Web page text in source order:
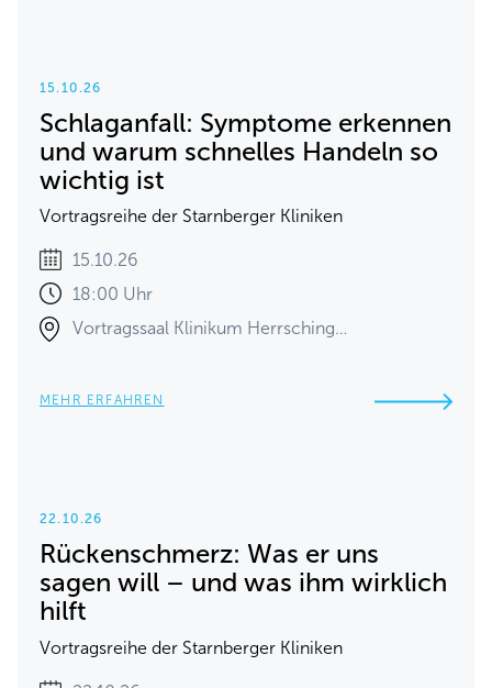
15.10.26
Schlaganfall: Symptome erkennen
und warum schnelles Handeln so
wichtig ist
Vortragsreihe der Starnberger Kliniken
15.10.26
18:00 Uhr
Vortragssaal Klinikum Herrsching…
MEHR ERFAHREN
22.10.26
Rückenschmerz: Was er uns
sagen will – und was ihm wirklich
hilft
Vortragsreihe der Starnberger Kliniken